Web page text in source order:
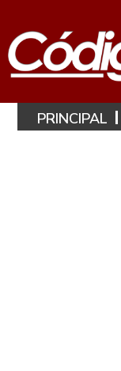
PRINCIPAL